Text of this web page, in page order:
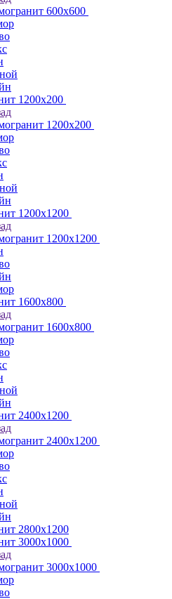
600х600
1200x200
1200x200
1200x1200
1200x1200
1600х800
1600х800
2400х1200
2400х1200
2800x1200
3000х1000
3000х1000